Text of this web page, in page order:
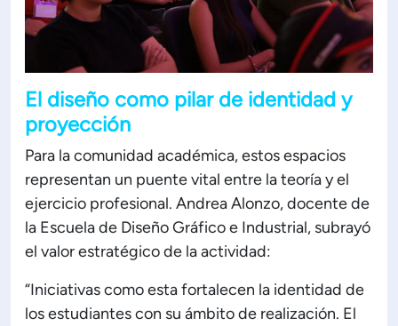
Boletín de noticias
Línea de tiempo
El diseño como pilar de identidad y
proyección
Para la comunidad académica, estos espacios
representan un puente vital entre la teoría y el
ejercicio profesional. Andrea Alonzo, docente de
la Escuela de Diseño Gráfico e Industrial, subrayó
el valor estratégico de la actividad:
“Iniciativas como esta fortalecen la identidad de
los estudiantes con su ámbito de realización. El